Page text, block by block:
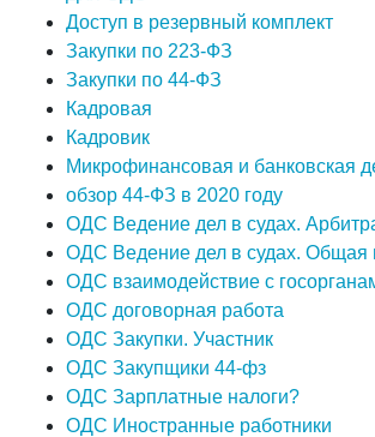
Доступ в резервный комплект
Закупки по 223-ФЗ
Закупки по 44-ФЗ
Кадровая
Кадровик
Микрофинансовая и банковская
обзор 44-ФЗ в 2020 году
ОДС Ведение дел в судах.
ОДС Ведение дел в судах. Общая
ОДС взаимодействие с
ОДС договорная работа
ОДС Закупки. Участник
ОДС Закупщики 44-фз
ОДС Зарплатные налоги?
ОДС Иностранные работники